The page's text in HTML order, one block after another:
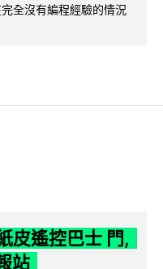
全沒有編程經驗的情況
皮遙控巴士 門,
站